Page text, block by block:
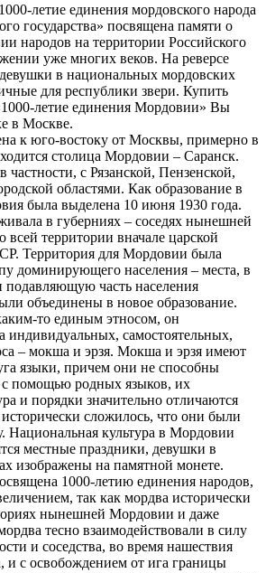
летие единения мордовского народа
государства» посвящена памяти о
народов на территории Российского
уже многих веков. На реверсе
в национальных мордовских
для республики звери. Купить
летие единения Мордовии» Вы
в Москве.
к юго-востоку от Москвы, примерно в
столица Мордовии – Саранск.
с Рязанской, Пензенской,
областями. Как образование в
была выделена 10 июня 1930 года.
в губерниях – соседях нынешней
территории вначале царской
Территория для Мордовии была
доминирующего населения – места, в
подавляющую часть населения
объединены в новое образование.
то единым этносом, он
индивидуальных, самостоятельных,
– мокша и эрзя. Мокша и эрзя имеют
языки, причем они не способны
с помощью родных языков, их
и порядки значительно отличаются
исторически сложилось, что они были
Национальная культура в Мордовии
местные праздники, девушки в
изображены на памятной монете.
1000-летию единения народов,
так как мордва исторически
нынешней Мордовии и даже
тесно взаимодействовали в силу
и соседства, во время нашествия
и с освобождением от ига границы